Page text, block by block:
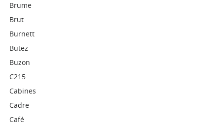
Brume
Brut
Burnett
Butez
Buzon
C215
Cabines
Cadre
Café